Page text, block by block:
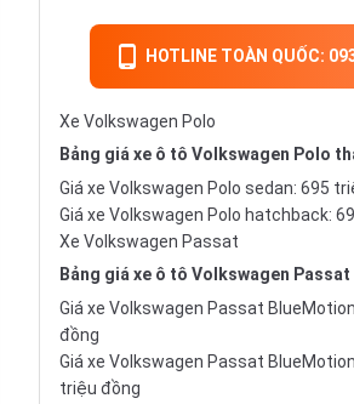
HOTLINE TOÀN QUỐC:
Xe Volkswagen Polo
Bảng giá xe ô tô Volkswagen Polo
Giá xe Volkswagen Polo sedan: 695
Giá xe Volkswagen Polo hatchback:
Xe Volkswagen Passat
Bảng giá xe ô tô Volkswagen
Giá xe Volkswagen Passat
đồng
Giá xe Volkswagen Passat
triệu đồng